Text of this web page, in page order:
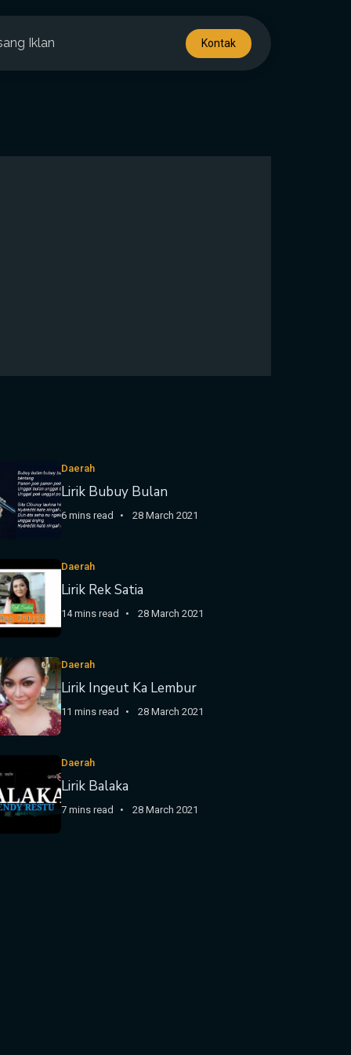
Iklan Kontak
Daerah
Lirik Bubuy Bulan
6 mins read 28 March 2021
Daerah
Lirik Rek Satia
14 mins read 28 March 2021
Daerah
Lirik Ingeut Ka Lembur
11 mins read 28 March 2021
Daerah
Lirik Balaka
7 mins read 28 March 2021